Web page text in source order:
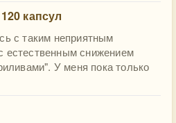
капсул
с таким неприятным
естественным снижением
У меня пока только